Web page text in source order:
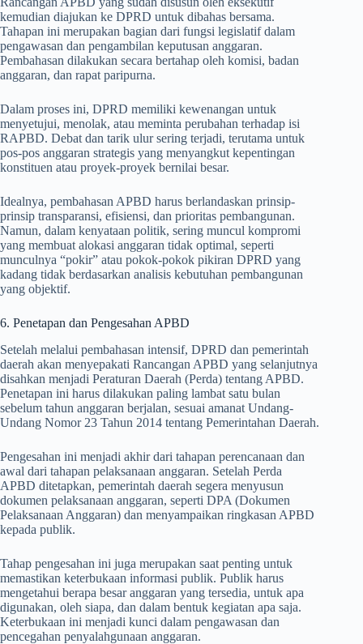
kemudian diajukan ke DPRD untuk dibahas bersama.
Tahapan ini merupakan bagian dari fungsi legislatif dalam
pengawasan dan pengambilan keputusan anggaran.
Pembahasan dilakukan secara bertahap oleh komisi, badan
anggaran, dan rapat paripurna.
Dalam proses ini, DPRD memiliki kewenangan untuk
menyetujui, menolak, atau meminta perubahan terhadap isi
RAPBD. Debat dan tarik ulur sering terjadi, terutama untuk
pos-pos anggaran strategis yang menyangkut kepentingan
konstituen atau proyek-proyek bernilai besar.
Idealnya, pembahasan APBD harus berlandaskan prinsip-
prinsip transparansi, efisiensi, dan prioritas pembangunan.
Namun, dalam kenyataan politik, sering muncul kompromi
yang membuat alokasi anggaran tidak optimal, seperti
munculnya “pokir” atau pokok-pokok pikiran DPRD yang
kadang tidak berdasarkan analisis kebutuhan pembangunan
yang objektif.
6. Penetapan dan Pengesahan APBD
Setelah melalui pembahasan intensif, DPRD dan pemerintah
daerah akan menyepakati Rancangan APBD yang selanjutnya
disahkan menjadi Peraturan Daerah (Perda) tentang APBD.
Penetapan ini harus dilakukan paling lambat satu bulan
sebelum tahun anggaran berjalan, sesuai amanat Undang-
Undang Nomor 23 Tahun 2014 tentang Pemerintahan Daerah.
Pengesahan ini menjadi akhir dari tahapan perencanaan dan
awal dari tahapan pelaksanaan anggaran. Setelah Perda
APBD ditetapkan, pemerintah daerah segera menyusun
dokumen pelaksanaan anggaran, seperti DPA (Dokumen
Pelaksanaan Anggaran) dan menyampaikan ringkasan APBD
kepada publik.
Tahap pengesahan ini juga merupakan saat penting untuk
memastikan keterbukaan informasi publik. Publik harus
mengetahui berapa besar anggaran yang tersedia, untuk apa
digunakan, oleh siapa, dan dalam bentuk kegiatan apa saja.
Keterbukaan ini menjadi kunci dalam pengawasan dan
pencegahan penyalahgunaan anggaran.